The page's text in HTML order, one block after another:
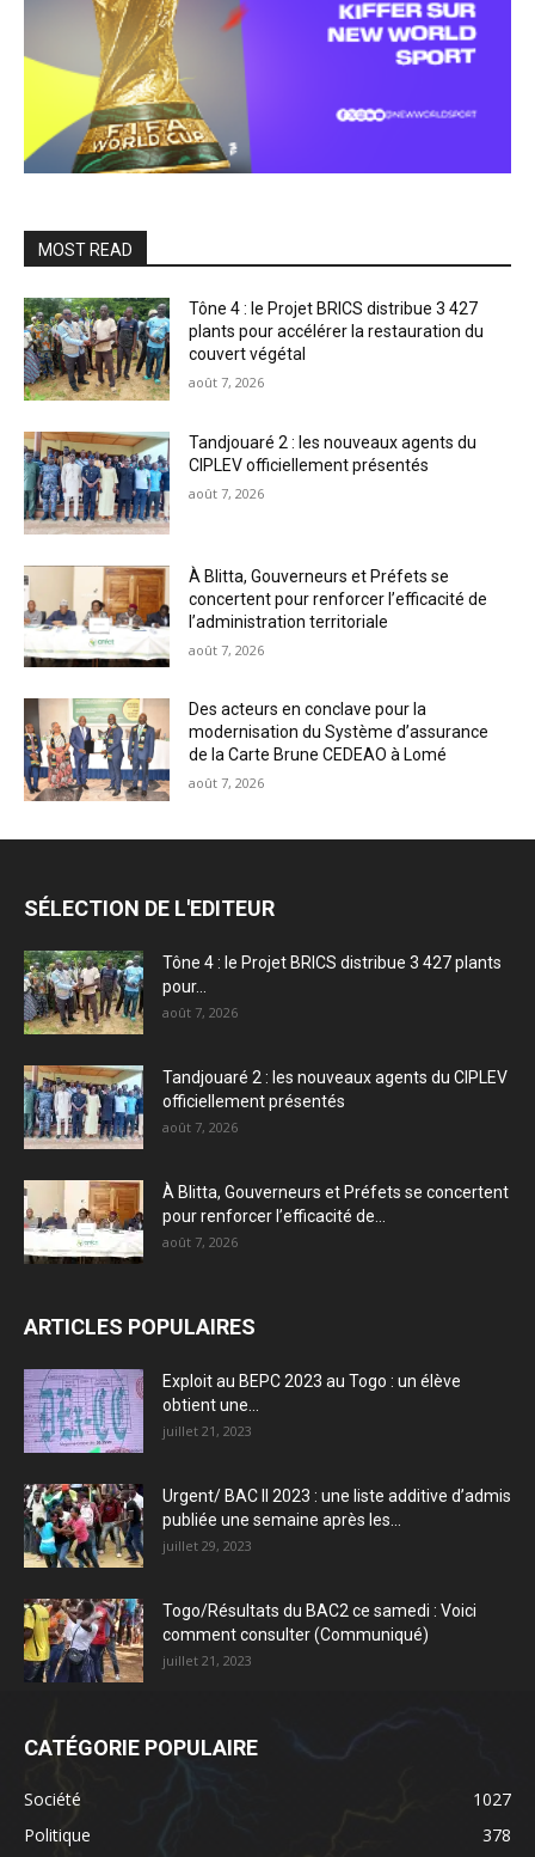
MOST READ
Tône 4 : le Projet BRICS distribue 3 427
plants pour accélérer la restauration du
couvert végétal
août 7, 2026
Tandjouaré 2 : les nouveaux agents du
CIPLEV officiellement présentés
août 7, 2026
À Blitta, Gouverneurs et Préfets se
concertent pour renforcer l’efficacité de
l’administration territoriale
août 7, 2026
Des acteurs en conclave pour la
modernisation du Système d’assurance
de la Carte Brune CEDEAO à Lomé
août 7, 2026
SÉLECTION DE L'EDITEUR
Tône 4 : le Projet BRICS distribue 3 427 plants
pour...
août 7, 2026
Tandjouaré 2 : les nouveaux agents du CIPLEV
officiellement présentés
août 7, 2026
À Blitta, Gouverneurs et Préfets se concertent
pour renforcer l’efficacité de...
août 7, 2026
ARTICLES POPULAIRES
Exploit au BEPC 2023 au Togo : un élève
obtient une...
juillet 21, 2023
Urgent/ BAC II 2023 : une liste additive d’admis
publiée une semaine après les...
juillet 29, 2023
Togo/Résultats du BAC2 ce samedi : Voici
comment consulter (Communiqué)
juillet 21, 2023
CATÉGORIE POPULAIRE
Société
1027
Politique
378